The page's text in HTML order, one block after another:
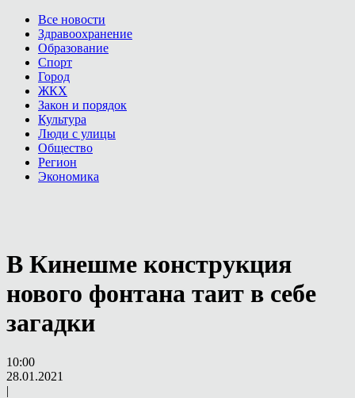
Все новости
Здравоохранение
Образование
Спорт
Город
ЖКХ
Закон и порядок
Культура
Люди с улицы
Общество
Регион
Экономика
В Кинешме конструкция
нового фонтана таит в себе
загадки
10:00
28.01.2021
|